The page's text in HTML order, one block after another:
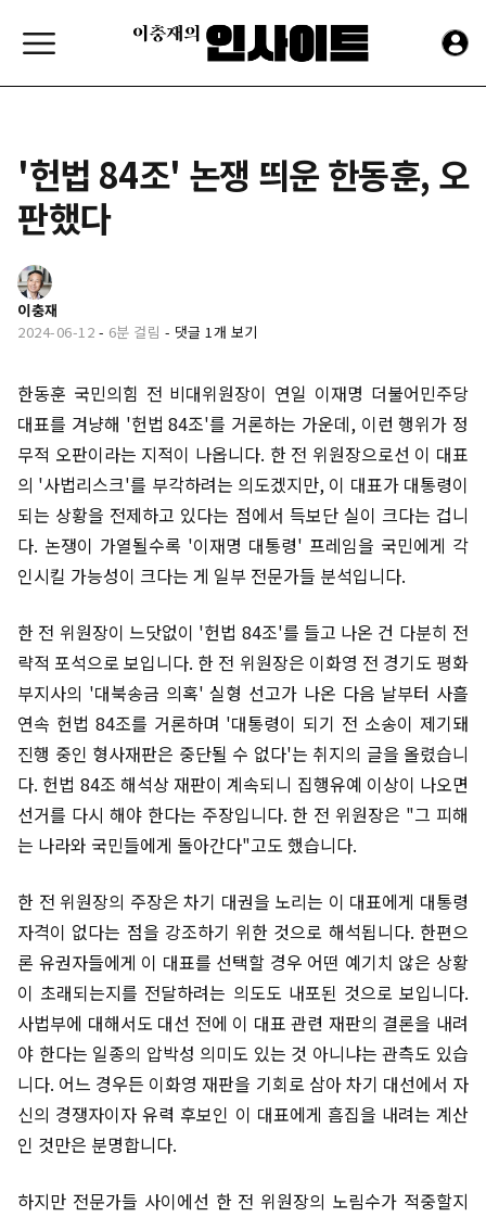
'헌법 84조' 논쟁 띄운 한동훈, 오
판했다
이충재
2024-06-12 - 6분 걸림 - 댓글 1개 보기
한동훈 국민의힘 전 비대위원장이 연일 이재명 더불어민주당
대표를 겨냥해 '헌법 84조'를 거론하는 가운데, 이런 행위가 정
무적 오판이라는 지적이 나옵니다. 한 전 위원장으로선 이 대표
의 '사법리스크'를 부각하려는 의도겠지만, 이 대표가 대통령이
되는 상황을 전제하고 있다는 점에서 득보단 실이 크다는 겁니
다. 논쟁이 가열될수록 '이재명 대통령' 프레임을 국민에게 각
인시킬 가능성이 크다는 게 일부 전문가들 분석입니다.
한 전 위원장이 느닷없이 '헌법 84조'를 들고 나온 건 다분히 전
략적 포석으로 보입니다. 한 전 위원장은 이화영 전 경기도 평화
부지사의 '대북송금 의혹' 실형 선고가 나온 다음 날부터 사흘
연속 헌법 84조를 거론하며 '대통령이 되기 전 소송이 제기돼
진행 중인 형사재판은 중단될 수 없다'는 취지의 글을 올렸습니
다. 헌법 84조 해석상 재판이 계속되니 집행유예 이상이 나오면
선거를 다시 해야 한다는 주장입니다. 한 전 위원장은 "그 피해
는 나라와 국민들에게 돌아간다"고도 했습니다.
한 전 위원장의 주장은 차기 대권을 노리는 이 대표에게 대통령
자격이 없다는 점을 강조하기 위한 것으로 해석됩니다. 한편으
론 유권자들에게 이 대표를 선택할 경우 어떤 예기치 않은 상황
이 초래되는지를 전달하려는 의도도 내포된 것으로 보입니다.
사법부에 대해서도 대선 전에 이 대표 관련 재판의 결론을 내려
야 한다는 일종의 압박성 의미도 있는 것 아니냐는 관측도 있습
니다. 어느 경우든 이화영 재판을 기회로 삼아 차기 대선에서 자
신의 경쟁자이자 유력 후보인 이 대표에게 흠집을 내려는 계산
인 것만은 분명합니다.
하지만 전문가들 사이에선 한 전 위원장의 노림수가 적중할지